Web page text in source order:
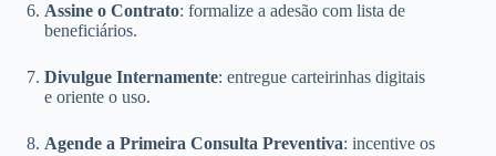
Assine o Contrato: formalize a adesão com lista de
beneficiários.
Divulgue Internamente: entregue carteirinhas digitais
e oriente o uso.
Agende a Primeira Consulta Preventiva: incentive os